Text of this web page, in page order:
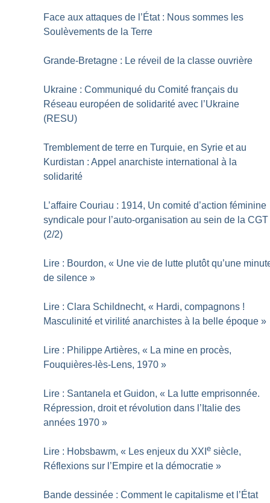
Face aux attaques de l’État : Nous sommes les
Soulèvements de la Terre
Grande-Bretagne : Le réveil de la classe ouvrière
Ukraine : Communiqué du Comité français du
Réseau européen de solidarité avec l’Ukraine
(RESU)
Tremblement de terre en Turquie, en Syrie et au
Kurdistan : Appel anarchiste international à la
solidarité
L’affaire Couriau : 1914, Un comité d’action féminine
syndicale pour l’auto-organisation au sein de la CGT
(2/2)
Lire : Bourdon, « Une vie de lutte plutôt qu’une
de silence »
Lire : Clara Schildnecht, « Hardi, compagnons !
Masculinité et virilité anarchistes à la belle époque »
Lire : Philippe Artières, « La mine en procès,
Fouquières-lès-Lens, 1970 »
Lire : Santanela et Guidon, « La lutte emprisonnée.
Répression, droit et révolution dans l’Italie des
années 1970 »
Lire : Hobsbawm, « Les enjeux du XXIe siècle,
Réflexions sur l’Empire et la démocratie »
Bande dessinée : Comment le capitalisme et l’État